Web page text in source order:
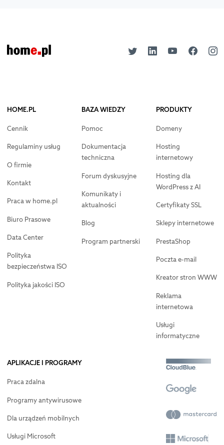
HOME.PL
Cennik
Regulaminy usług
O firmie
Kontakt
Praca w home.pl
Biuro Prasowe
Data Center
Polityka
bezpieczeństwa ISO
Polityka jakości ISO
BAZA WIEDZY
Pomoc
Dokumentacja
techniczna
Forum dyskusyjne
Komunikaty i
aktualności
Blog
Program partnerski
PRODUKTY
Domeny
Hosting
internetowy
Hosting dla
WordPress z AI
Certyfikaty SSL
Sklepy internetowe
PrestaShop
Poczta e-mail
Kreator stron WWW
Reklama
internetowa
Usługi
informatyczne
APLIKACJE I PROGRAMY
Praca zdalna
Programy antywirusowe
Dla urządzeń mobilnych
Usługi Microsoft